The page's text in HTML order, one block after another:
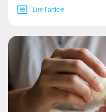
Lire l’article